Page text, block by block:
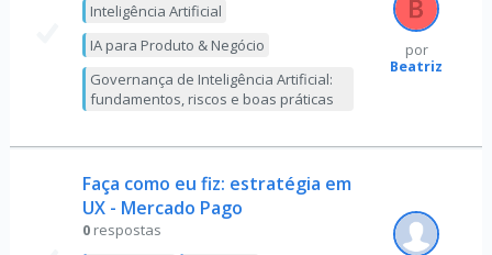
Inteligência Artificial
IA para Produto & Negócio
Governança de Inteligência Artificial:
fundamentos, riscos e boas práticas
por
Beatriz
Faça como eu fiz: estratégia em
UX - Mercado Pago
0 respostas